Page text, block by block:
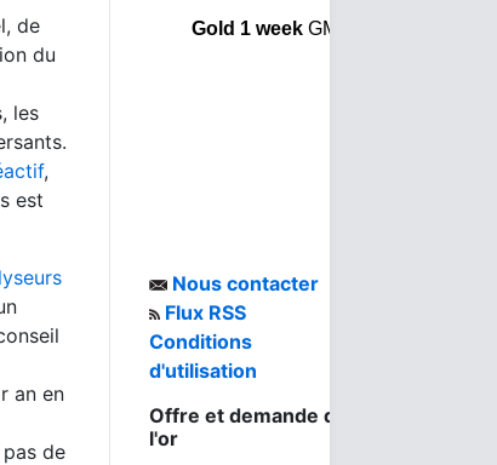
de
du
les
,
est
an en
de
Gold 1 weekGMT
Nous contacter
Flux RSS
Conditions
d'utilisation
Offre et demande de
l'or